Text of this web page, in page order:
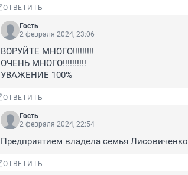
ОТВЕТИТЬ
Гость
2 февраля 2024, 23:06
ВОРУЙТЕ МНОГО!!!!!!!!!
ОЧЕНЬ МНОГО!!!!!!!!!!
УВАЖЕНИЕ 100%
ОТВЕТИТЬ
Гость
2 февраля 2024, 22:54
Предприятием владела семья Лисовиченко
ОТВЕТИТЬ